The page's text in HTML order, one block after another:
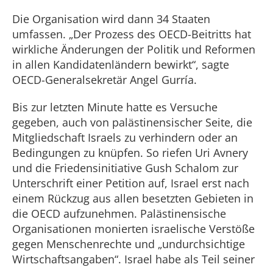
Die Organisation wird dann 34 Staaten
umfassen. „Der Prozess des OECD-Beitritts hat
wirkliche Änderungen der Politik und Reformen
in allen Kandidatenländern bewirkt“, sagte
OECD-Generalsekretär Angel Gurría.
Bis zur letzten Minute hatte es Versuche
gegeben, auch von palästinensischer Seite, die
Mitgliedschaft Israels zu verhindern oder an
Bedingungen zu knüpfen. So riefen Uri Avnery
und die Friedensinitiative Gush Schalom zur
Unterschrift einer Petition auf, Israel erst nach
einem Rückzug aus allen besetzten Gebieten in
die OECD aufzunehmen. Palästinensische
Organisationen monierten israelische Verstöße
gegen Menschenrechte und „undurchsichtige
Wirtschaftsangaben“. Israel habe als Teil seiner